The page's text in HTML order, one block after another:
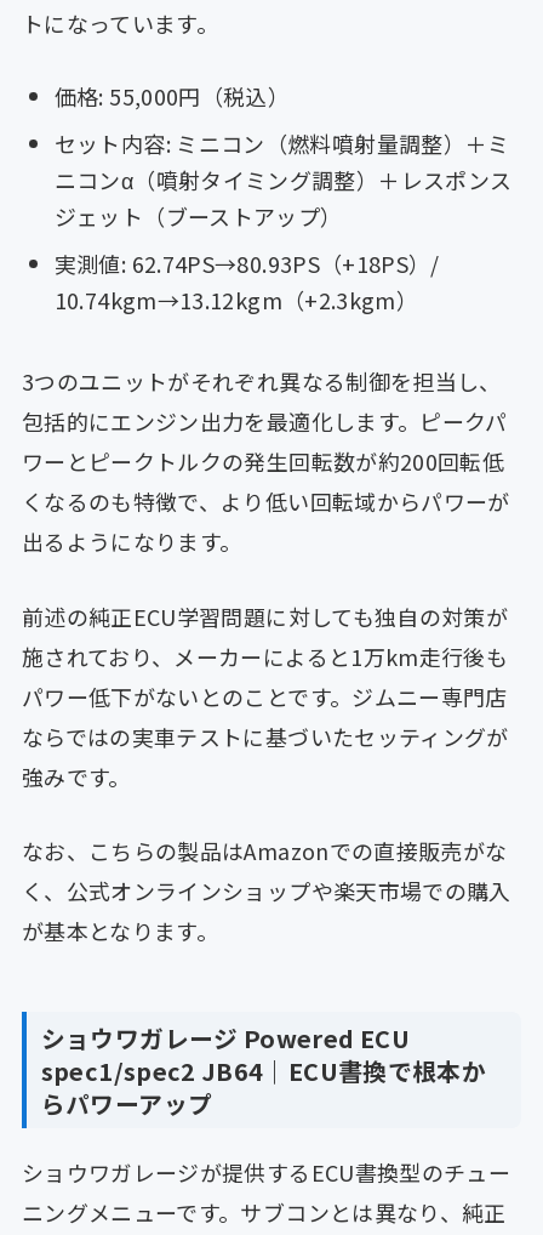
トになっています。
価格: 55,000円（税込）
セット内容: ミニコン（燃料噴射量調整）＋ミ
ニコンα（噴射タイミング調整）＋レスポンス
ジェット（ブーストアップ）
実測値: 62.74PS→80.93PS（+18PS）/
10.74kgm→13.12kgm（+2.3kgm）
3つのユニットがそれぞれ異なる制御を担当し、
包括的にエンジン出力を最適化します。ピークパ
ワーとピークトルクの発生回転数が約200回転低
くなるのも特徴で、より低い回転域からパワーが
出るようになります。
前述の純正ECU学習問題に対しても独自の対策が
施されており、メーカーによると1万km走行後も
パワー低下がないとのことです。ジムニー専門店
ならではの実車テストに基づいたセッティングが
強みです。
なお、こちらの製品はAmazonでの直接販売がな
く、公式オンラインショップや楽天市場での購入
が基本となります。
ショウワガレージ Powered ECU
spec1/spec2 JB64｜ECU書換で根本か
らパワーアップ
ショウワガレージが提供するECU書換型のチュー
ニングメニューです。サブコンとは異なり、純正